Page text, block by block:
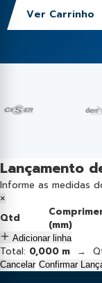
Ver Carrinho
Lançamento
Informe as medidas
×
Qtd
(mm)
Adicionar linha
Total: 0,000 m →
Cancelar Confirmar